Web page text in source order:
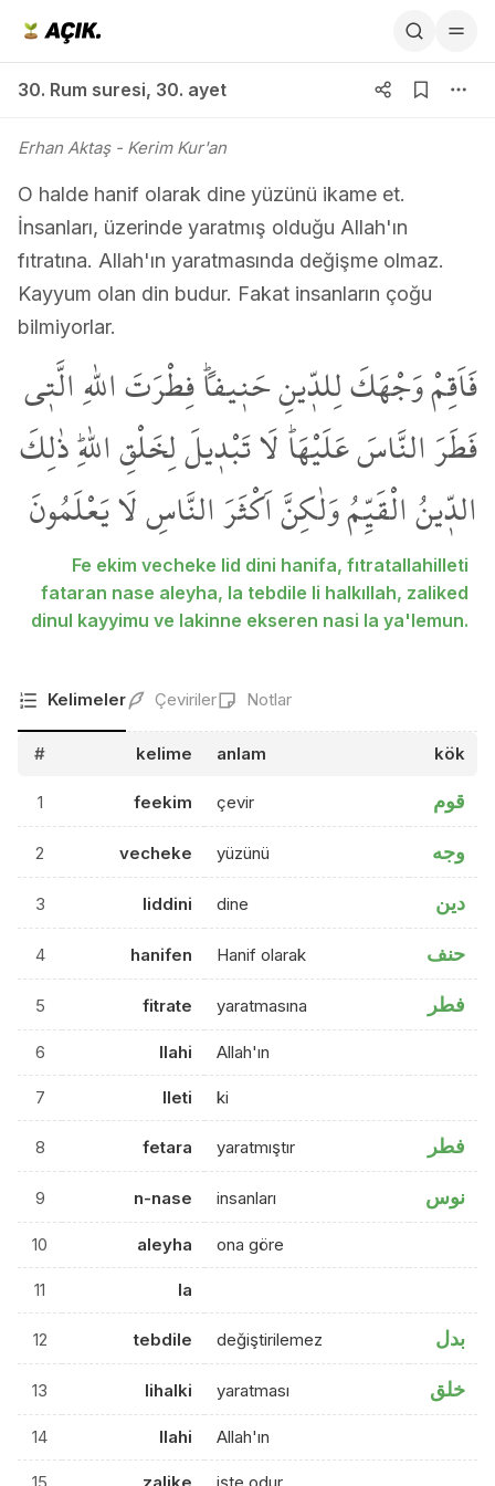
30. Rum suresi, 30. ayet
Erhan Aktaş- Kerim Kur'an
O halde hanif olarak dine yüzünü ikame et.
İnsanları, üzerinde yaratmış olduğu Allah'ın
fıtratına. Allah'ın yaratmasında değişme olmaz.
Kayyum olan din budur. Fakat insanların çoğu
bilmiyorlar.
فَاَقِمْ وَجْهَكَ لِلدّ۪ينِ حَن۪يفاًۜ فِطْرَتَ اللّٰهِ الَّت۪ي
فَطَرَ النَّاسَ عَلَيْهَاۜ لَا تَبْد۪يلَ لِخَلْقِ اللّٰهِۜ ذٰلِكَ
الدّ۪ينُ الْقَيِّمُۗ وَلٰكِنَّ اَكْثَرَ النَّاسِ لَا يَعْلَمُونَۗ
Fe ekim vecheke lid dini hanifa, fıtratallahilleti
fataran nase aleyha, la tebdile li halkıllah, zaliked
dinul kayyimu ve lakinne ekseren nasi la ya'lemun.
Kelimeler Çeviriler Notlar
# kelime anlam kök
1 feekim çevir قوم
2 vecheke yüzünü وجه
3 liddini dine دين
4 hanifen Hanif olarak حنف
5 fitrate yaratmasına فطر
6 llahi Allah'ın
7 lleti ki
8 fetara yaratmıştır فطر
9 n-nase insanları نوس
10 aleyha ona göre
11 la
12 tebdile değiştirilemez بدل
13 lihalki yaratması خلق
14 llahi Allah'ın